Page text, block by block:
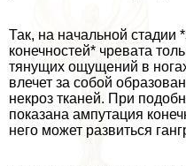
Так, на начальной стадии
конечностей* чревата
тянущих ощущений в
влечет за собой
некроз тканей. При
показана ампутация
него может развиться